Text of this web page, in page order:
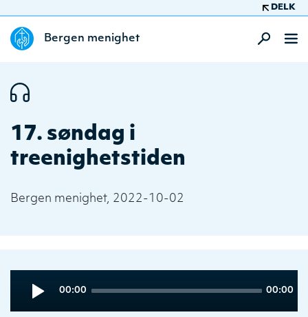
DELK
Bergen menighet
17. søndag i
treenighetstiden
Bergen menighet, 2022-10-02
Player
Current
00:00
Total
00:00